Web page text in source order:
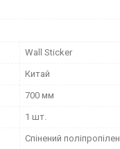
Wall Sticker
Китай
700 мм
1 шт.
Спінений поліпропілен